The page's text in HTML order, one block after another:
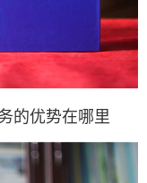
的优势在哪里